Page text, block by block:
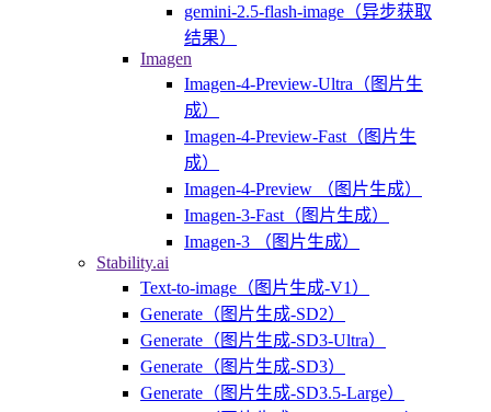
gemini-2.5-flash-image（异步获取
结果）
Imagen
Imagen-4-Preview-Ultra（图片生
成）
Imagen-4-Preview-Fast（图片生
成）
Imagen-4-Preview （图片生成）
Imagen-3-Fast（图片生成）
Imagen-3 （图片生成）
Stability.ai
Text-to-image（图片生成-V1）
Generate（图片生成-SD2）
Generate（图片生成-SD3-Ultra）
Generate（图片生成-SD3）
Generate（图片生成-SD3.5-Large）